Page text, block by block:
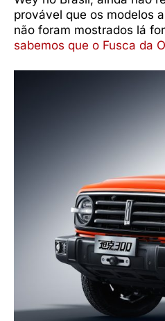
provável que os modelos
não foram mostrados lá
sabemos que o Fusca da